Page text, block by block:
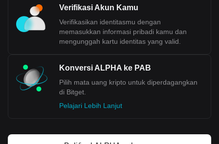
Verifikasi Akun Kamu
Verifikasikan identitasmu dengan
memasukkan informasi pribadi kamu dan
mengunggah kartu identitas yang valid.
Konversi ALPHA ke PAB
Pilih mata uang kripto untuk diperdagangkan
di Bitget.
Pelajari Lebih Lanjut